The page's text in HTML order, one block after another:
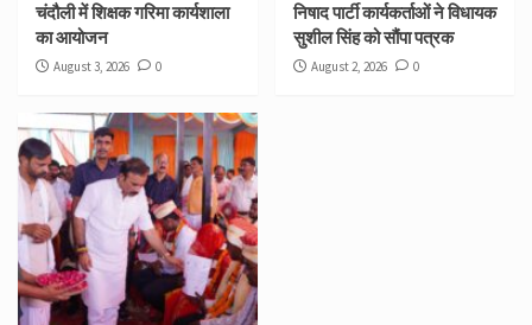
चंदौली में शिक्षक गरिमा कार्यशाला
का आयोजन
August 3, 2026 0
निषाद पार्टी कार्यकर्ताओं ने विधायक
सुशील सिंह को सौंपा पत्रक
August 2, 2026 0